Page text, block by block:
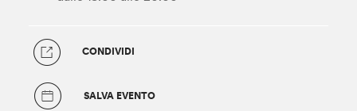
CONDIVIDI
SALVA EVENTO